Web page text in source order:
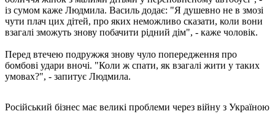
із сумом каже Людмила. Василь додає: "Я душевно не в змозі
чути плач цих дітей, про яких неможливо сказати, коли вони
взагалі зможуть знову побачити рідний дім", - каже чоловік.
Перед втечею подружжя знову чуло попередження про
бомбові удари вночі. "Коли ж спати, як взагалі жити у таких
умовах?", - запитує Людмила.
Російський бізнес має великі проблеми через війну з Україною